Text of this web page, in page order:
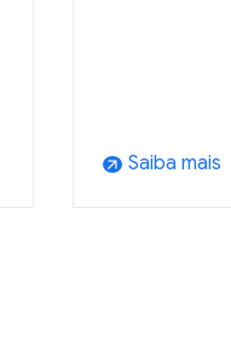
arrow_outward Saiba mais